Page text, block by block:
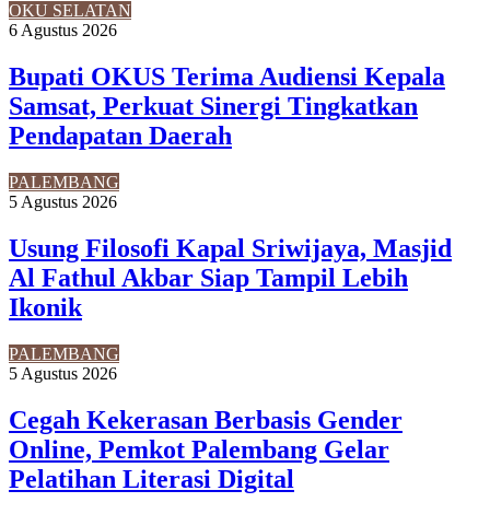
OKU SELATAN
6 Agustus 2026
Bupati OKUS Terima Audiensi Kepala
Samsat, Perkuat Sinergi Tingkatkan
Pendapatan Daerah
PALEMBANG
5 Agustus 2026
Usung Filosofi Kapal Sriwijaya, Masjid
Al Fathul Akbar Siap Tampil Lebih
Ikonik
PALEMBANG
5 Agustus 2026
Cegah Kekerasan Berbasis Gender
Online, Pemkot Palembang Gelar
Pelatihan Literasi Digital